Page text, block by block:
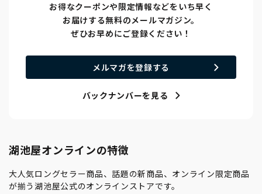
お得なクーポンや限定情報などをいち早く
お届けする無料のメールマガジン。
ぜひお早めにご登録ください！
メルマガを登録する
バックナンバーを見る
湖池屋オンラインの特徴
大人気ロングセラー商品、話題の新商品、オンライン限定商品
が揃う湖池屋公式のオンラインストアです。